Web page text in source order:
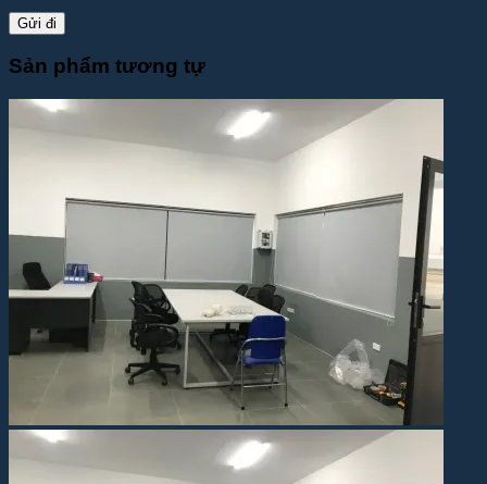
Sản phẩm tương tự